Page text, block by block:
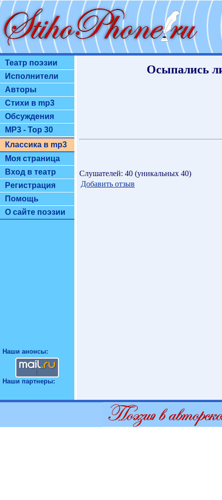
Театр поэзии
Исполнители
Авторы
Стихи в mp3
Обсуждения
MP3 - Top 30
Классика в mp3
Моя страница
Вход в театр
Регистрация
Помощь
О сайте поэзии
Наши анонсы:
Наши партнеры:
Осыпались
Слушателей: 40 (уникальных 40)
Добавить отзыв